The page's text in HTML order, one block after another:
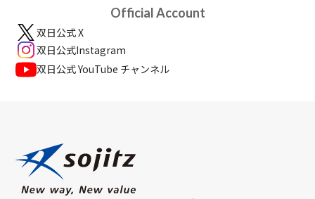
Official Account
双日公式 X
双日公式Instagram
双日公式 YouTube チャンネル